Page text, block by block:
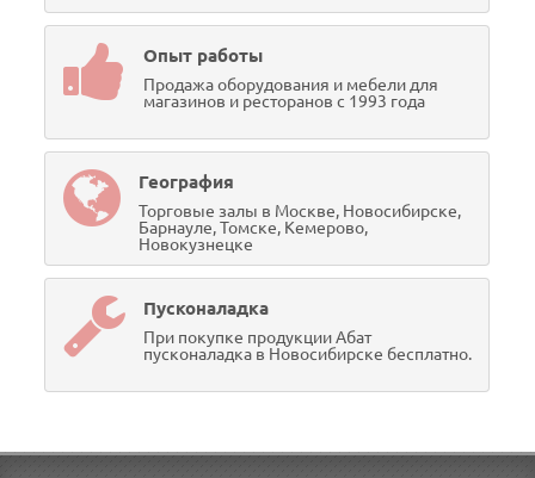
Опыт работы
Продажа оборудования и мебели для
магазинов и ресторанов с 1993 года
География
Торговые залы в Москве, Новосибирске,
Барнауле, Томске, Кемерово,
Новокузнецке
Пусконаладка
При покупке продукции Абат
пусконаладка в Новосибирске бесплатно.